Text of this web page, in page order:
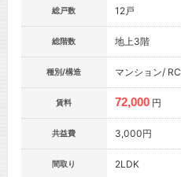
総戸数 12戸
総階数 地上3階
種別/構造 マンション/ RC
賃料 72,000 円
共益費 3,000円
間取り 2LDK